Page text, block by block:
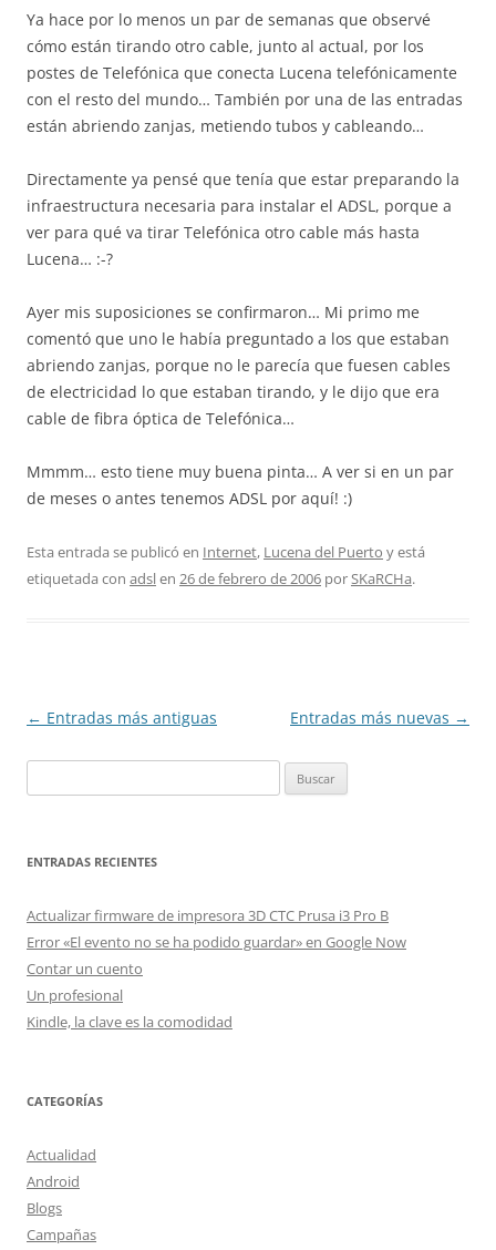
Ya hace por lo menos un par de semanas que observé
cómo están tirando otro cable, junto al actual, por los
postes de Telefónica que conecta Lucena telefónicamente
con el resto del mundo… También por una de las entradas
están abriendo zanjas, metiendo tubos y cableando…
Directamente ya pensé que tenía que estar preparando la
infraestructura necesaria para instalar el ADSL, porque a
ver para qué va tirar Telefónica otro cable más hasta
Lucena… :-?
Ayer mis suposiciones se confirmaron… Mi primo me
comentó que uno le había preguntado a los que estaban
abriendo zanjas, porque no le parecía que fuesen cables
de electricidad lo que estaban tirando, y le dijo que era
cable de fibra óptica de Telefónica…
Mmmm… esto tiene muy buena pinta… A ver si en un par
de meses o antes tenemos ADSL por aquí! :)
Esta entrada se publicó en Internet, Lucena del Puerto y está
etiquetada con adslen 26 de febrero de 2006 porSKaRCHa.
Navegación
← Entradas más antiguas Entradas más nuevas →
ENTRADAS RECIENTES
Actualizar firmware de impresora 3D CTC Prusa i3 Pro B
Error «El evento no se ha podido guardar» en Google Now
Contar un cuento
Un profesional
Kindle, la clave es la comodidad
CATEGORÍAS
Actualidad
Android
Blogs
Campañas